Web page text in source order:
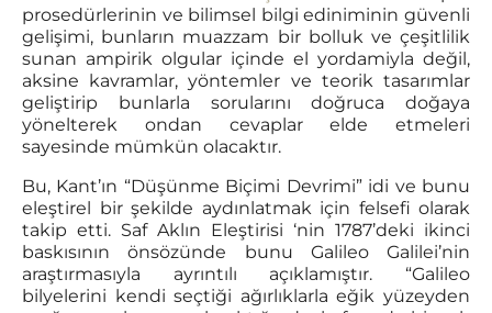
prosedürlerinin ve bilimsel bilgi ediniminin güvenli
gelişimi, bunların muazzam bir bolluk ve çeşitlilik
sunan ampirik olgular içinde el yordamiyla değil,
aksine kavramlar, yöntemler ve teorik tasarımlar
geliştirip bunlarla sorularını doğruca doğaya
yönelterek ondan cevaplar elde etmeleri
sayesinde mümkün olacaktır.
Bu, Kant’ın “Düşünme Biçimi Devrimi” idi ve bunu
eleştirel bir şekilde aydınlatmak için felsefi olarak
takip etti. Saf Aklın Eleştirisi ‘nin 1787’deki ikinci
baskısının önsözünde bunu Galileo Galilei’nin
araştırmasıyla ayrıntılı açıklamıştır. “Galileo
bilyelerini kendi seçtiği ağırlıklarla eğik yüzeyden